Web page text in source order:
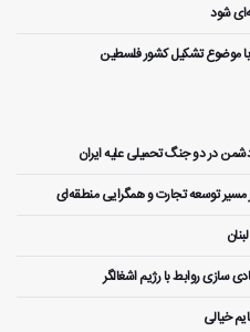
شود
با موضوع تشکیل کشور فلسطین
در دو جنگ تحمیلی علیه ایران
مسیر توسعه تجارت و همگرایی منطقه‌ای
سازی روابط با رژیم اشغالگر
خیالی